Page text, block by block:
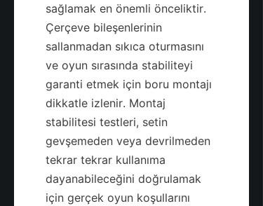
sağlamak en önemli önceliktir.
Çerçeve bileşenlerinin
sallanmadan sıkıca oturmasını
ve oyun sırasında stabiliteyi
garanti etmek için boru montajı
dikkatle izlenir. Montaj
stabilitesi testleri, setin
gevşemeden veya devrilmeden
tekrar tekrar kullanıma
dayanabileceğini doğrulamak
için gerçek oyun koşullarını